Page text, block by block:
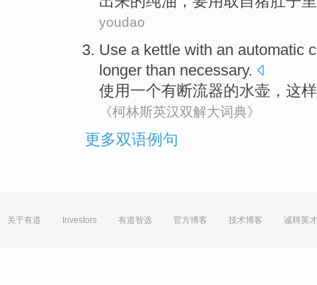
youdao
Use a kettle with an automatic
longer than necessary.
使用 一个有断流器的水壶 ， 这样
《柯林斯英汉双解大词典》
更多双语例句
关于有道 Investors 有道智选 官方博客 技术博客 诚聘英才